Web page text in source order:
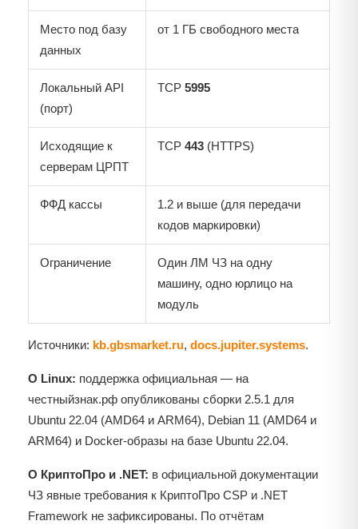
Место под базу
данных
от 1 ГБ свободного места
Локальный API
(порт)
TCP 5995
Исходящие к
серверам ЦРПТ
TCP 443 (HTTPS)
ФФД кассы
1.2 и выше (для передачи
кодов маркировки)
Ограничение
Один ЛМ ЧЗ на одну
машину, одно юрлицо на
модуль
Источники: kb.gbsmarket.ru, docs.jupiter.systems.
О Linux: поддержка официальная — на
честныйзнак.рф опубликованы сборки 2.5.1 для
Ubuntu 22.04 (AMD64 и ARM64), Debian 11 (AMD64 и
ARM64) и Docker-образы на базе Ubuntu 22.04.
О КриптоПро и .NET: в официальной документации
ЧЗ явные требования к КриптоПро CSP и .NET
Framework не зафиксированы. По отчётам